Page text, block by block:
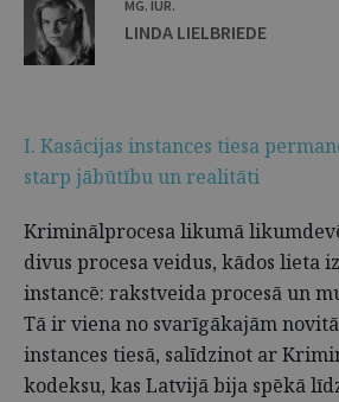
MG. IUR.
LINDA LIELBRIEDE
I. Kasācijas instances tiesa
starp jābūtību un realitāti
Kriminālprocesa likumā
divus procesa veidus, kādos lieta
instancē: rakstveida procesā un
Tā ir viena no svarīgākajām
instances tiesā, salīdzinot ar
kodeksu, kas Latvijā bija spēkā